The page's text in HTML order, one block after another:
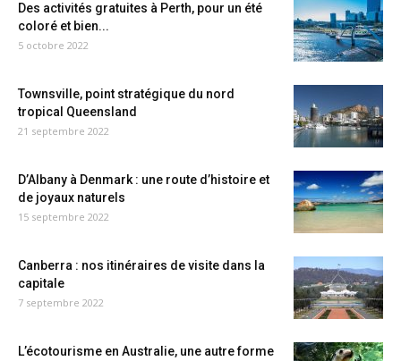
Des activités gratuites à Perth, pour un été
coloré et bien...
5 octobre 2022
Townsville, point stratégique du nord
tropical Queensland
21 septembre 2022
D’Albany à Denmark : une route d’histoire et
de joyaux naturels
15 septembre 2022
Canberra : nos itinéraires de visite dans la
capitale
7 septembre 2022
L’écotourisme en Australie, une autre forme